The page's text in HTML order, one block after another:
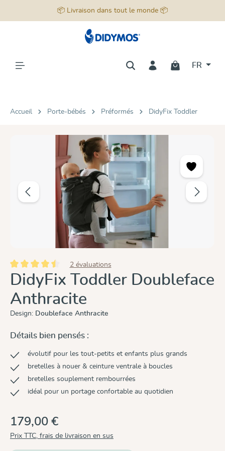
📦 Livraison dans tout le monde 📦
FR
Accueil Porte-bébés Préformés DidyFix Toddler
Ignorer la galerie d'images
Note moyenne de 4.5 sur 5 étoiles
2 évaluations
DidyFix Toddler Doubleface
Anthracite
Design: Doubleface Anthracite
Détails bien pensés :
évolutif pour les tout-petits et enfants plus grands
bretelles à nouer & ceinture ventrale à boucles
bretelles souplement rembourrées
idéal pour un portage confortable au quotidien
179,00 €
Prix TTC, frais de livraison en sus